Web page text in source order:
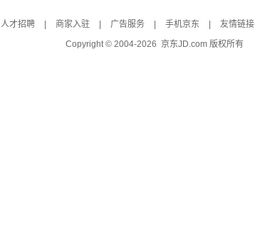
人才招聘 商家入驻 广告服务 手机京东 友情链接
Copyright © 2004-2026 京东JD.com 版权所有